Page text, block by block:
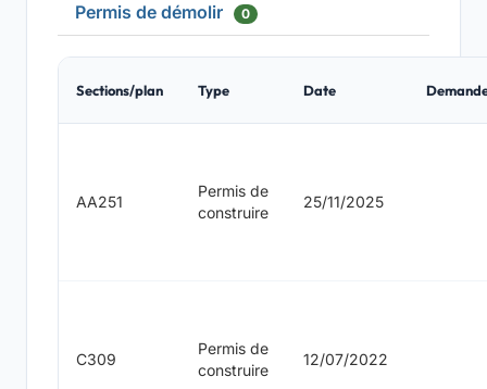
Permis de démolir 0
Sections/plan Type Date
AA251
Permis de
construire
25/11/2025
C309
Permis de
construire
12/07/2022